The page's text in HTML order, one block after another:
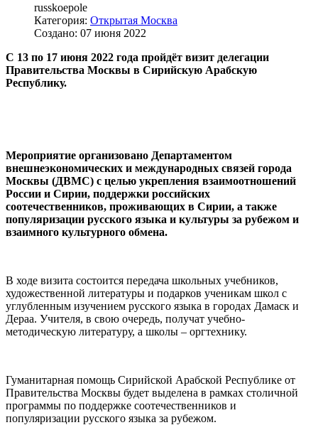
russkoepole
Категория: Открытая Москва
Создано: 07 июня 2022
С 13 по 17 июня 2022 года пройдёт визит делегации
Правительства Москвы в Сирийскую Арабскую
Республику.
Мероприятие организовано Департаментом
внешнеэкономических и международных связей города
Москвы (ДВМС) с целью укрепления взаимоотношений
России и Сирии, поддержки российских
соотечественников, проживающих в Сирии, а также
популяризации русского языка и культуры за рубежом и
взаимного культурного обмена.
В ходе визита состоится передача школьных учебников,
художественной литературы и подарков ученикам школ с
углубленным изучением русского языка в городах Дамаск и
Дераа. Учителя, в свою очередь, получат учебно-
методическую литературу, а школы – оргтехнику.
Гуманитарная помощь Сирийской Арабской Республике от
Правительства Москвы будет выделена в рамках столичной
программы по поддержке соотечественников и
популяризации русского языка за рубежом.